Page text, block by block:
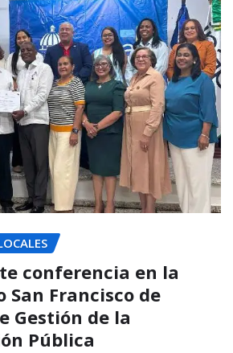
conferencia en la
San Francisco de
Gestión de la
Pública